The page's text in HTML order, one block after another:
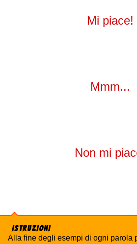
Mi piace!
Mmm...
Non mi
ISTRUZIONI
Alla fine degli esempi di ogni parola